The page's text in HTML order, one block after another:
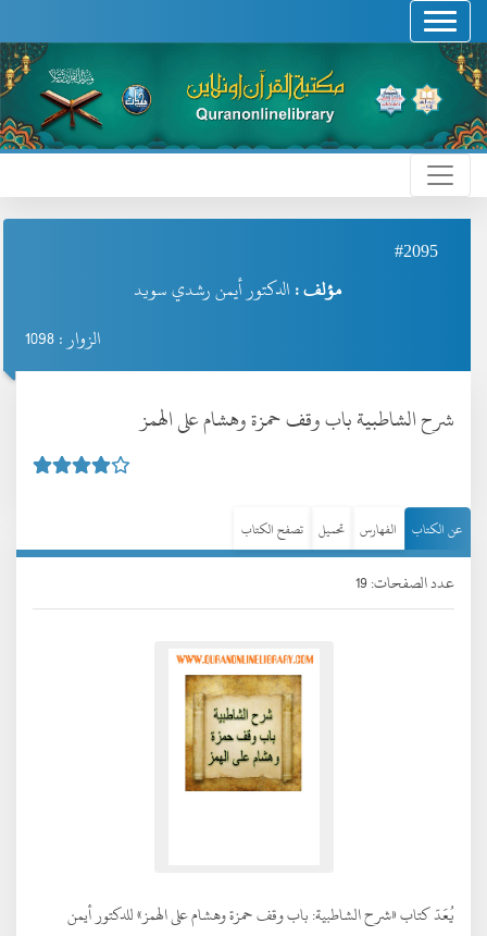
#2095
مؤلف : الدكتور أيمن رشدي سويد
الزوار : 1098
شرح الشاطبية باب وقف حمزة وهشام على الهمز
عن الكتاب الفهارس تحميل تصفح الكتاب
عدد الصفحات: 19
يُعَدّ كتاب «شرح الشاطبية: باب وقف حمزة وهشام على الهمز» للدكتور أيمن